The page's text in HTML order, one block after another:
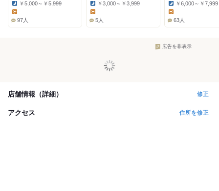
Dinner:
￥5,000～￥5,999
Lunch:
-
97人
Dinner:
￥3,000～￥3,999
Lunch:
-
5人
Dinner:
￥6,000～￥7,999
Lunch:
-
63人
広告を非表示
店舗情報（詳細） 修正
アクセス 住所を修正